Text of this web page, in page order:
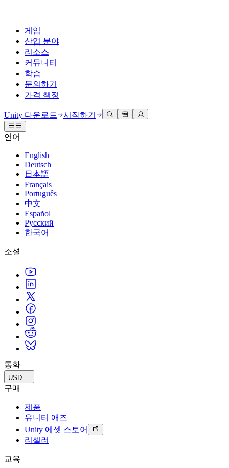
게임
산업 분야
리소스
커뮤니티
학습
문의하기
가격 책정
Unity 엔진
모든 플랫폼 위한 2D 및 3D 게임 제작
협업
팀과 함께 신속한 협업과 반복 작업을 수행하세요.
Unity 다운로드
플랜 및 가격
배포
Unity가 지원하는 25개 이상의 플랫폼을 살펴보세요.
LiveOps
출시 후 인사이트를 확인하고 라이브 게임을 운영하세요.
성장
사용자 확보
모바일 사용자를 검색하고 Acquire
매장 및 D2C 전반에 걸쳐 IAP 관리하세요.
수익화
Unity로 광고하세요
활용 부문
모바일 게임
Unity로 모바일 히트작을 제작하고 성장시키세요.
3D 협업
실시간 3D 프로젝트 빌드 및 검토
몰입형 교육
몰입도 높은 환경 제작
고객 경험
인터랙티브 3D 경험 제작
산업 분야
운영 우수성 확보
리테일
상점 경험을 온라인 경험으로 전환
자동차
혁신을 가속화하고 차량 내 경험을 향상시키세요.
모든 산업 보기
기술 자료
공식 유저. '광고 지면'의 타겟 고객 매뉴얼 및 API 레퍼런스
개발자 툴
릴리스 버전 및 이슈 트래커
로드맵
예정된 기능 검토
기술 용어 라이브러리
활용 사례
실제 성공 사례
베스트 프랙티스 가이드
전문가 팁
데모
데모, 샘플 및 빌딩 블록
모든 리소스
새로운 기능
블로그
업데이트, 정보, 기술 팁
뉴스
토론
토론, 문제 해결, 소통
이벤트
글로벌 이벤트 및 현지 이벤트
커뮤니티 사례
Made with Unity
Unity 크리에이터 소개
Livestreams
Unity Awards
전 세계 Unity 크리에이터 축하
Unity Learn
무료로 Unity 기술 마스터
전문 교육
Unity 강사와 함께 팀의 역량을 강화하세요
Unity 처음 사용하시나요
시작하기
학습 시작하기
Unity 사용이 처음이신가요? 여정 시작하기
사용법 가이드
실용적인 팁 및 베스트 프랙티스
교육
학생용
커리어 시작하기
교육 효율 극대화
교육 라이선스
자격증
Unity 숙련도를 입증하세요
도움 받기
성공을 위한 Unity
Success 플랜
전문가 지원을 통해 더 빠르게 목표 도달률 달성
일반적인 질문에 대한 답변
문의하기
Unity 다운로드 시작하기
언어
English
Deutsch
日本語
Français
Português
中文
Español
Русский
한국어
소셜
통화
USD
구매
제품
유니티 애즈
Unity 에셋 스토어
리셀러
교육